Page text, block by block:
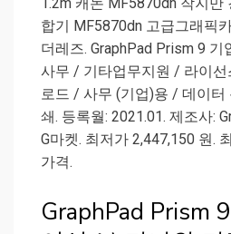
합기 MF5870dn 고급그래픽
더레즈. GraphPad Prism 9
사무 / 기타업무지원 / 라이
로드 / 사무 (기업)용 / 데이터
쇄. 등록월: 2021.01. 제조사:
G마켓. 최저가 2,447,150 원.
가격.
GraphPad Prism